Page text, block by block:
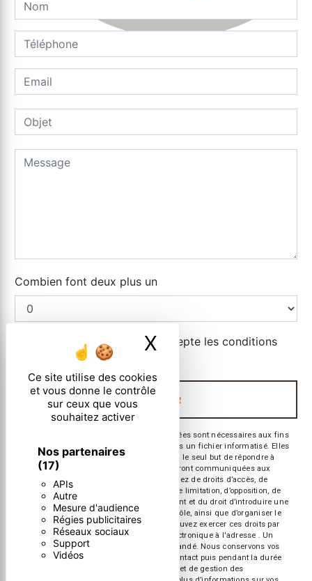
Ce site utilise des cookies
et vous donne le contrôle
sur ceux que vous
souhaitez activer
Nos partenaires
(17)
APIs
Autre
Mesure d'audience
Régies publicitaires
Réseaux sociaux
Support
Vidéos
X Masquer le
Combien font deux plus un
En cochant cette case, j'accepte les conditions
particulières ci-dessous **
ENVOYER
** Les données personnelles communiquées sont nécessaires aux fins
de vous contacter et sont enregistrées dans un fichier informatisé. Elles
sont destinées à et ses sous-traitants dans le seul but de répondre à
votre message. Les données collectées seront communiquées aux
seuls destinataires suivants: . Vous disposez de droits d’accès, de
rectification, d’effacement, de portabilité, de limitation, d’opposition, de
retrait de votre consentement à tout moment et du droit d’introduire une
réclamation auprès d’une autorité de contrôle, ainsi que d’organiser le
sort de vos données post-mortem. Vous pouvez exercer ces droits par
voie postale à l'adresse ou par courrier électronique à l'adresse . Un
justificatif d'identité pourra vous être demandé. Nous conservons vos
données pendant la période de prise de contact puis pendant la durée
de prescription légale aux fins probatoires et de gestion des